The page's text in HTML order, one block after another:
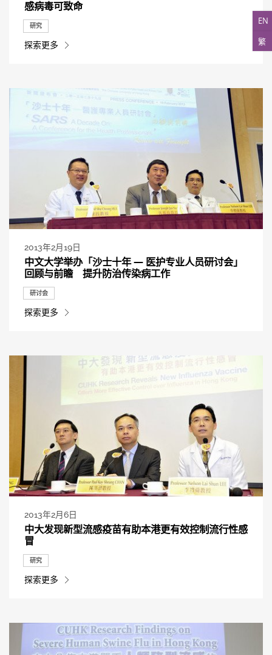
EN
繁
感病毒可致命
研究
探索更多
2013年2月19日
中文大学举办「沙士十年 — 医护专业人员研讨会」
回顾与前瞻 提升防治传染病工作
研讨会
探索更多
2013年2月6日
中大发现新型流感疫苗有助本港更有效控制流行性感
冒
研究
探索更多